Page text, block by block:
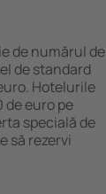
de numărul de
de standard
Hotelurile
de euro pe
specială de
să rezervi